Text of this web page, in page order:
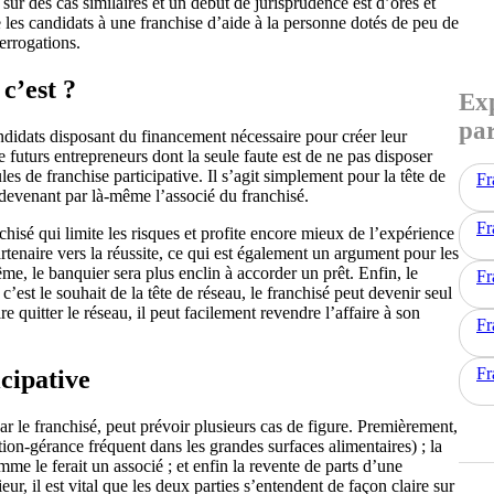
candidats à une franchise d’aide à la personne dotés de peu de
?
disposant du financement nécessaire pour créer leur
entrepreneurs dont la seule faute est de ne pas disposer
de franchise participative. Il s’agit simplement pour la tête de
par là-même l’associé du franchisé.
qui limite les risques et profite encore mieux de l’expérience
vers la réussite, ce qui est également un argument pour les
le banquier sera plus enclin à accorder un prêt. Enfin, le
le souhait de la tête de réseau, le franchisé peut devenir seul
quitter le réseau, il peut facilement revendre l’affaire à son
le franchisé, peut prévoir plusieurs cas de figure. Premièrement,
gérance fréquent dans les grandes surfaces alimentaires) ; la
le ferait un associé ; et enfin la revente de parts d’une
il est vital que les deux parties s’entendent de façon claire sur